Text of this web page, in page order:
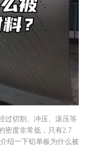
过切割、冲压、滚压等
密度非常低，只有2.7
绍一下铝单板为什么被